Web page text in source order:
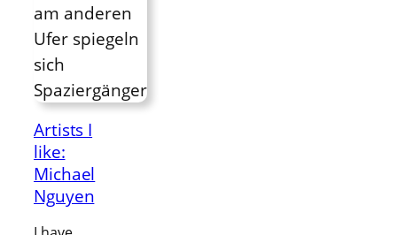
Artists I
like:
Michael
Nguyen